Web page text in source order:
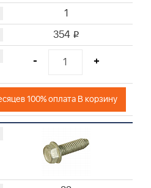
1
354 i
- +
100% оплата В корзину